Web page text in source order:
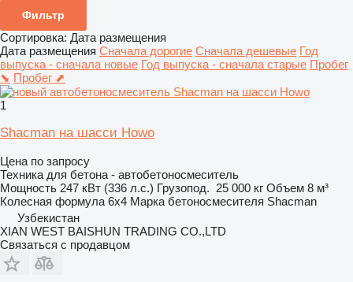
Фильтр
Сортировка: Дата размещения
Дата размещения Сначала дорогие Сначала дешевые Год
выпуска - сначала новые Год выпуска - сначала старые Пробег
⬊ Пробег ⬈
1
Shacman на шасси Howo
Цена по запросу
Техника для бетона - автобетоносмеситель
Мощность 247 кВт (336 л.с.) Грузопод. 25 000 кг Объем 8 м³
Колесная формула 6x4 Марка бетоносмесителя Shacman
Узбекистан
XIAN WEST BAISHUN TRADING CO.,LTD
Связаться с продавцом